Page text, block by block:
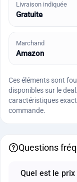
Livraison indiquée
Gratuite
Marchand
Amazon
Ces éléments sont
disponibles sur le
caractéristiques
commande.
Questions
Quel est le